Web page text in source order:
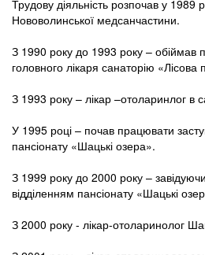
Трудову діяльність розпочав у 1989
Нововолинської медсанчастини.
З 1990 року до 1993 року – обіймав
головного лікаря санаторію «Лісова
З 1993 року – лікар –отоларинлог в
У 1995 році – почав працювати
пансіонату «Шацькі озера».
З 1999 року до 2000 року –
відділенням пансіонату «Шацькі
З 2000 року - лікар-отоларинолог